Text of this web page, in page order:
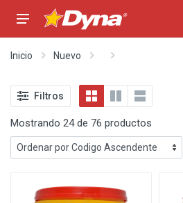
Inicio Nuevo
Filtros
Mostrando 24 de 76 productos